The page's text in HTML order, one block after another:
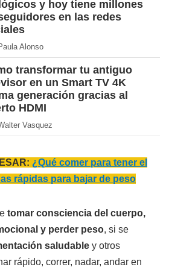
y hoy tiene millones
en las redes
Alonso
transformar tu antiguo
en un Smart TV 4K
generación gracias al
HDMI
Vasquez
¿Qué comer para tener el
rápidas para bajar de peso
tomar consciencia del cuerpo,
y perder peso, si se
saludable y otros
rápido, correr, nadar, andar en